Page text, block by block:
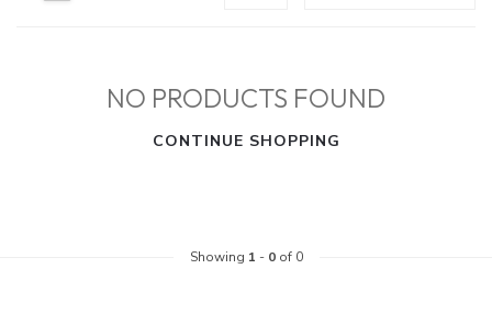
NO PRODUCTS FOUND
CONTINUE SHOPPING
Showing 1 - 0of 0